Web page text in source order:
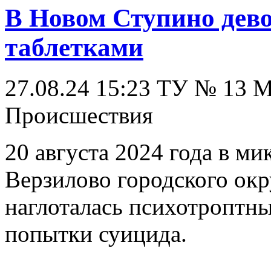
В Новом Ступино
таблетками
27.08.24 15:23 ТУ № 13
Происшествия
20 августа 2024 года в
Верзилово городского
наглоталась
попытки суицида.